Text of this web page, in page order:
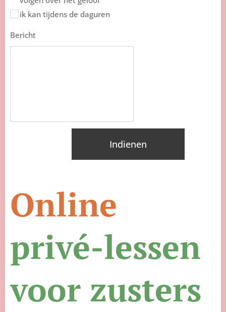
ik kan tijdens de daguren
Bericht
Indienen
Online
privé-lessen
voor zusters